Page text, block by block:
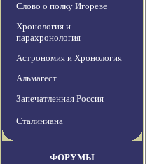
Слово о полку Игореве
Хронология и
парахронология
Астрономия и Хронология
Альмагест
Запечатленная Россия
Сталиниана
ФОРУМЫ